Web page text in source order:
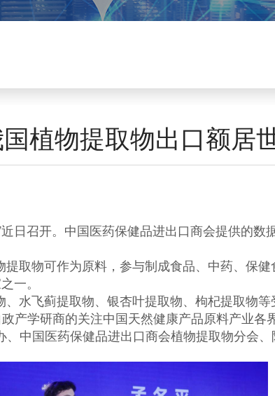
植物提取物出口额居
召开。中国医药保健品进出口商会提供的数
物可作为原料，参与制成食品、中药、保
一。
飞蓟提取物、银杏叶提取物、枸杞提取物等
学研商的关注中国天然健康产品原料产业各
中国医药保健品进出口商会植物提取物分会